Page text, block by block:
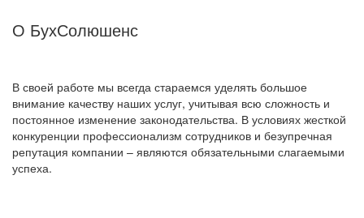
О БухСолюшенс
В своей работе мы всегда стараемся уделять большое
внимание качеству наших услуг, учитывая всю сложность и
постоянное изменение законодательства. В условиях жесткой
конкуренции профессионализм сотрудников и безупречная
репутация компании – являются обязательными слагаемыми
успеха.